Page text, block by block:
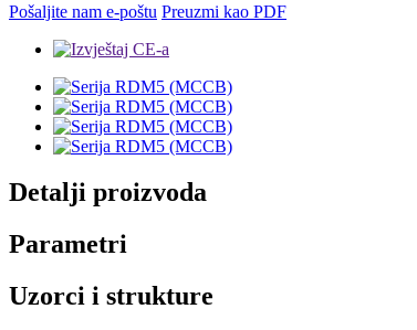
Pošaljite nam e-poštu Preuzmi kao PDF
Detalji proizvoda
Parametri
Uzorci i strukture